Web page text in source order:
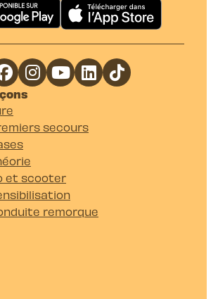
secours
et scooter
remorque